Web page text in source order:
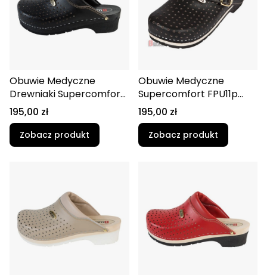
Obuwie Medyczne
Drewniaki Supercomfort
FPU11 Czarny/czarny
spód
Cena
195,00 zł
Zobacz produkt
Obuwie Medyczne
Supercomfort FPU11p
Czarny z paskiem na
pięte
Cena
195,00 zł
Zobacz produkt